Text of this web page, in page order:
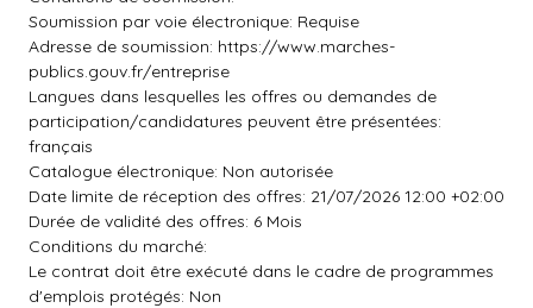
Soumission par voie électronique: Requise
Adresse de soumission: https://www.marches-
publics.gouv.fr/entreprise
Langues dans lesquelles les offres ou demandes de
participation/candidatures peuvent être présentées:
français
Catalogue électronique: Non autorisée
Date limite de réception des offres: 21/07/2026 12:00 +02:00
Durée de validité des offres: 6 Mois
Conditions du marché:
Le contrat doit être exécuté dans le cadre de programmes
d'emplois protégés: Non